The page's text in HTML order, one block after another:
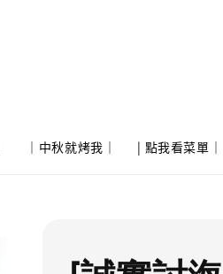
｜中秋就烤我｜ | 點我看菜單｜